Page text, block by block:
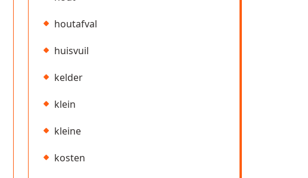
houtafval
huisvuil
kelder
klein
kleine
kosten